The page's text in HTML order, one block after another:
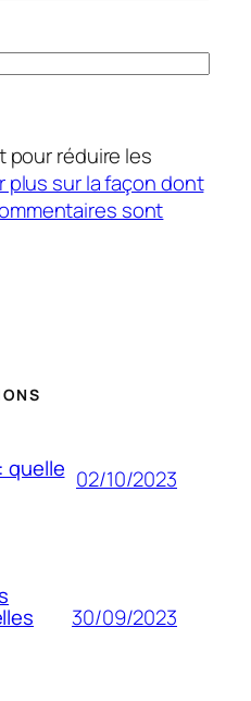
pour réduire les
plus sur la façon dont
sont
quelle 02/10/2023
30/09/2023